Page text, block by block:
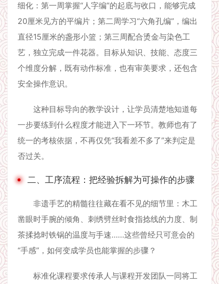
细化：第一周掌握“人字编”的起底与收口，能够完成
20厘米见方的平编片；第二周学习“六角孔编”，编出
直径15厘米的盏形小篮；第三周配合烫金与染色工
艺，独立完成一件花器。目标从知识、技能、态度三
个维度分解，既有动作标准，也有审美要求，还包含
安全操作意识。
这种目标导向的教学设计，让学员清楚地知道每
一步要练到什么程度才能进入下一环节。教师也有了
统一的考核依据，不再仅凭“我看差不多了”来判定是
否过关。
二、工序流程：把经验拆解为可操作的步骤
非遗手艺的精髓往往藏在看不见的细节里：木工
凿眼时手腕的倾角、刺绣劈丝时食指捻线的力度、制
茶揉捻时铁锅的温度与手速……这些曾经只可意会的
“手感”，如何变成学员也能掌握的步骤？
标准化课程要求传承人与课程开发团队一同将工